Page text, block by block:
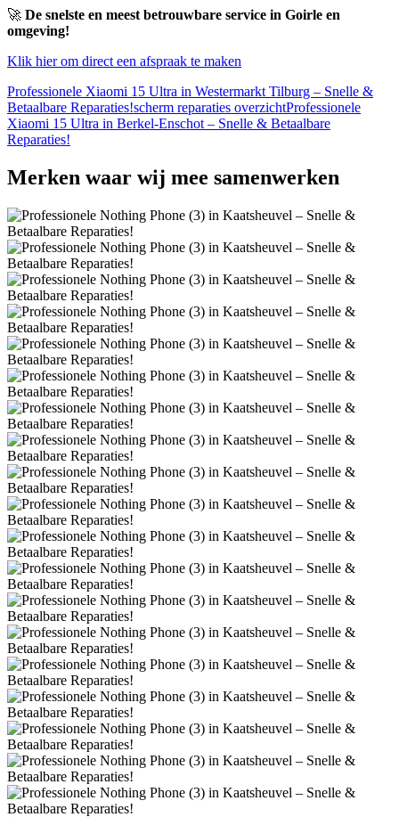
🚀 De snelste en meest betrouwbare service in Goirle en
omgeving!
Klik hier om direct een afspraak te maken
Professionele Xiaomi 15 Ultra in Westermarkt Tilburg – Snelle &
Betaalbare Reparaties!scherm reparaties overzichtProfessionele
Xiaomi 15 Ultra in Berkel-Enschot – Snelle & Betaalbare
Reparaties!
Merken waar wij mee samenwerken